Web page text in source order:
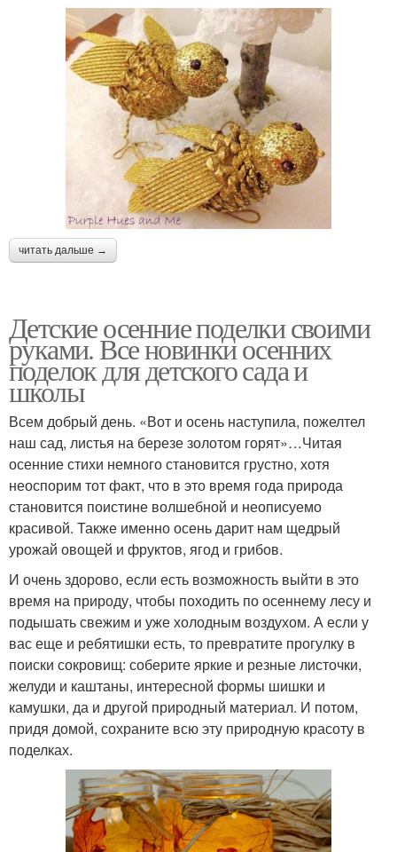
читать дальше →
Детские осенние поделки своими
руками. Все новинки осенних
поделок для детского сада и
школы
Всем добрый день. «Вот и осень наступила, пожелтел
наш сад, листья на березе золотом горят»…Читая
осенние стихи немного становится грустно, хотя
неоспорим тот факт, что в это время года природа
становится поистине волшебной и неописуемо
красивой. Также именно осень дарит нам щедрый
урожай овощей и фруктов, ягод и грибов.
И очень здорово, если есть возможность выйти в это
время на природу, чтобы походить по осеннему лесу и
подышать свежим и уже холодным воздухом. А если у
вас еще и ребятишки есть, то превратите прогулку в
поиски сокровищ: соберите яркие и резные листочки,
желуди и каштаны, интересной формы шишки и
камушки, да и другой природный материал. И потом,
придя домой, сохраните всю эту природную красоту в
поделках.